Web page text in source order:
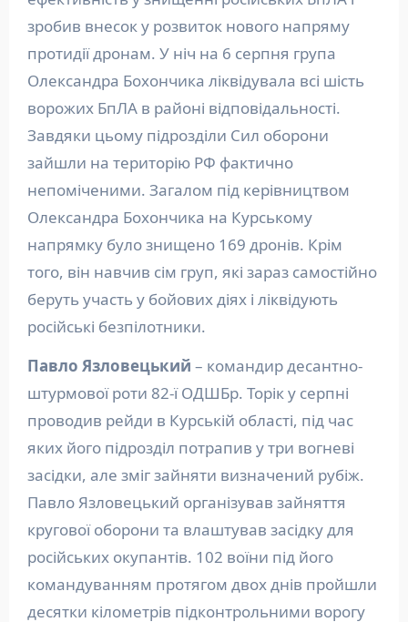
зробив внесок у розвиток нового напряму
протидії дронам. У ніч на 6 серпня група
Олександра Бохончика ліквідувала всі шість
ворожих БпЛА в районі відповідальності.
Завдяки цьому підрозділи Сил оборони
зайшли на територію РФ фактично
непоміченими. Загалом під керівництвом
Олександра Бохончика на Курському
напрямку було знищено 169 дронів. Крім
того, він навчив сім груп, які зараз самостійно
беруть участь у бойових діях і ліквідують
російські безпілотники.
Павло Язловецький – командир десантно-
штурмової роти 82-ї ОДШБр. Торік у серпні
проводив рейди в Курській області, під час
яких його підрозділ потрапив у три вогневі
засідки, але зміг зайняти визначений рубіж.
Павло Язловецький організував зайняття
кругової оборони та влаштував засідку для
російських окупантів. 102 воїни під його
командуванням протягом двох днів пройшли
десятки кілометрів підконтрольними ворогу